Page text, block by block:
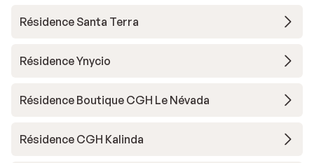
Résidence Santa Terra
Résidence Ynycio
Résidence Boutique CGH Le Névada
Résidence CGH Kalinda